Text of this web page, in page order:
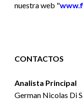
nuestra web "
CONTACTOS
Analista Principal
German Nicolas Di